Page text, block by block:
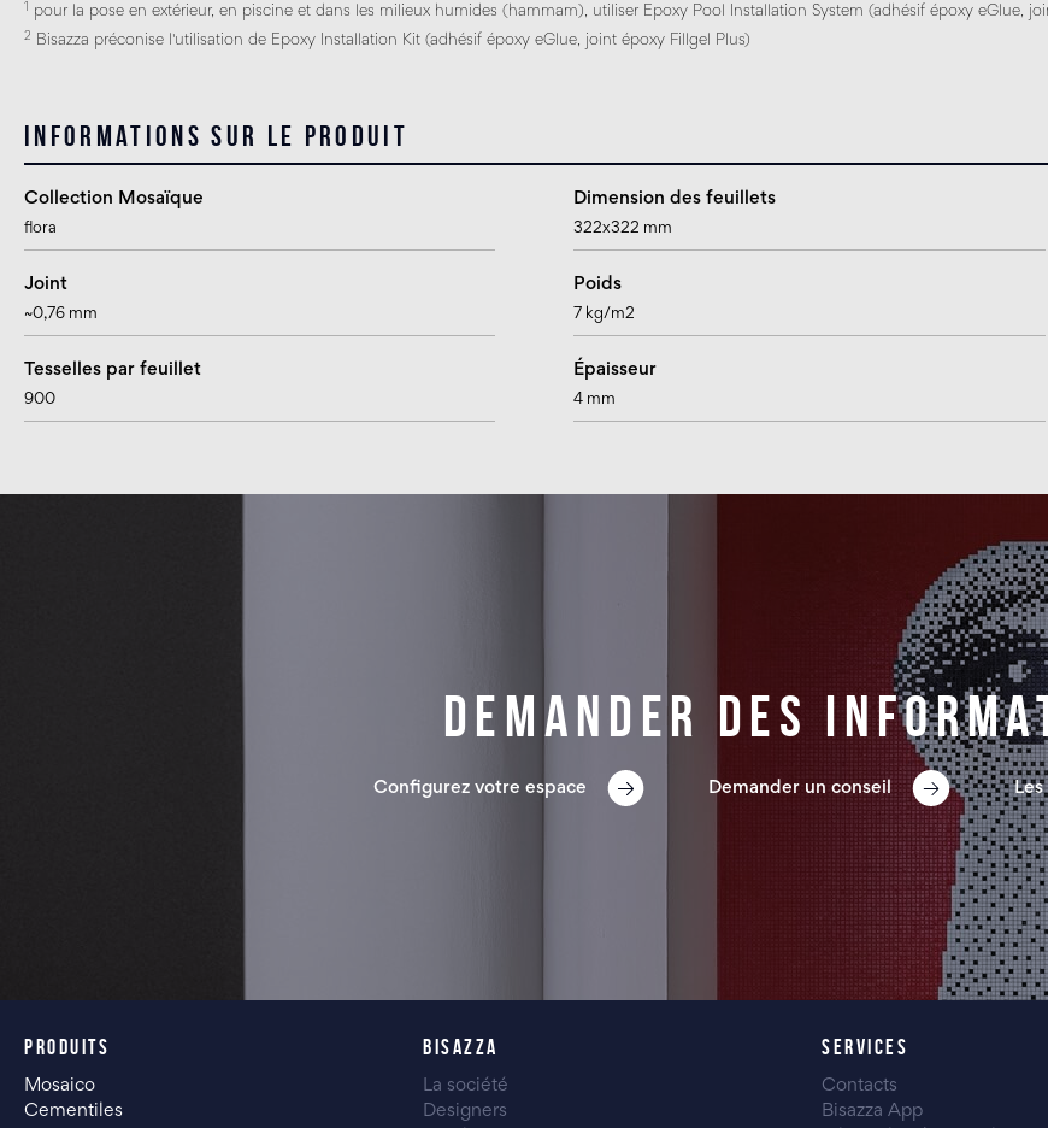
1 pour la pose en extérieur, en piscine et dans les milieux humides (hammam), utiliser Epoxy Pool Installation System (adhésif époxy eGlue,
2 Bisazza préconise l'utilisation de Epoxy Installation Kit (adhésif époxy eGlue, joint époxy Fillgel Plus)
Informations sur le produit
Collection Mosaïque
flora
Dimension des feuillets
322x322 mm
Joint
~0,76 mm
Poids
7 kg/m2
Tesselles par feuillet
900
Épaisseur
4 mm
Demander des
Configurez votre espace Demander un conseil Les
PRODUITS
Mosaico
Cementiles
BISAZZA
La société
Designers
SERVICES
Contacts
Bisazza App